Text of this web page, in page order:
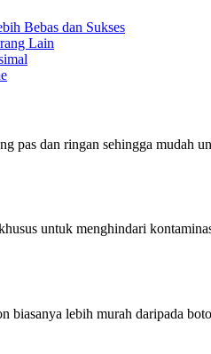
Bebas dan Sukses
Lain
pas dan ringan sehingga mudah
untuk menghindari
lebih murah daripada